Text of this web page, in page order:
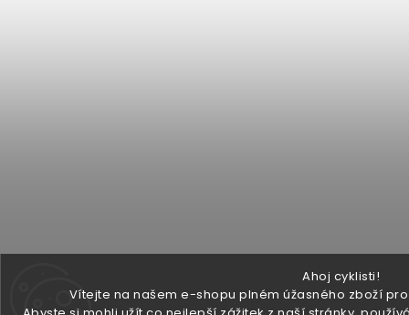
Ahoj cyklisti!
Vítejte na našem e-shopu plném úžasného zboží